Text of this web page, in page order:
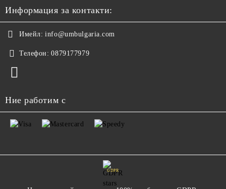
Информация за контакти:
Имейл: info@umbulgaria.com
Телефон: 0879177979
Ние работим с
GDPR